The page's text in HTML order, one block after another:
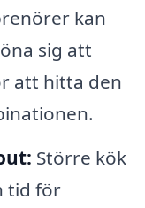
kan
sig att
att hitta den
Större kök
tid för